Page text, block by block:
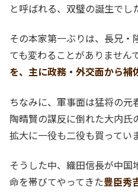
と呼ばれる、双璧の誕生でし
その本家第一ぶりは、長兄・
ても変わることがありません
を、主に政務・外交面から補
ちなみに、軍事面は猛将の元
陶晴賢の謀反に倒れた大内氏
拡大に一役も二役も買ってい
そうした中、織田信長が中国
命を帯びてやってきた豊臣秀